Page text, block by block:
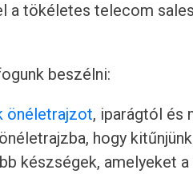
a tökéletes telecom
beszélni:
önéletrajzot, iparágtól és
hogy
készségek, amelyeket